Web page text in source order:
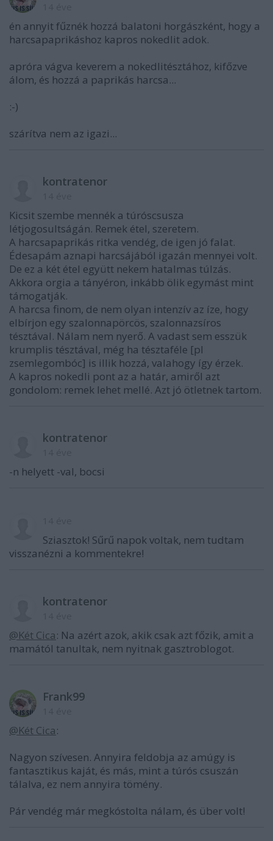
én annyit fűznék hozzá balatoni horgászként, hogy a
harcsapaprikáshoz kapros nokedlit adok.
apróra vágva keverem a nokedlitésztához, kifőzve
álom, és hozzá a paprikás harcsa...
:-)
szárítva nem az igazi...
kontratenor
Kicsit szembe mennék a túróscsusza
létjogosultságán. Remek étel, szeretem.
A harcsapaprikás ritka vendég, de igen jó falat.
Édesapám aznapi harcsájából igazán mennyei volt.
De ez a két étel együtt nekem hatalmas túlzás.
Akkora orgia a tányéron, inkább ölik egymást mint
támogatják.
A harcsa finom, de nem olyan intenzív az íze, hogy
elbírjon egy szalonnapörcös, szalonnazsíros
tésztával. Nálam nem nyerő. A vadast sem esszük
krumplis tésztával, még ha tésztaféle [pl
zsemlegombóc] is illik hozzá, valahogy így érzek.
A kapros nokedli pont az a határ, amiről azt
gondolom: remek lehet mellé. Azt jó ötletnek tartom.
kontratenor
-n helyett -val, bocsi
Sziasztok! Sűrű napok voltak, nem tudtam
visszanézni a kommentekre!
kontratenor
@Két Cica: Na azért azok, akik csak azt főzik, amit a
mamától tanultak, nem nyitnak gasztroblogot.
Frank99
@Két Cica:
Nagyon szívesen. Annyira feldobja az amúgy is
fantasztikus kaját, és más, mint a túrós csuszán
tálalva, ez nem annyira tömény.
Pár vendég már megkóstolta nálam, és über volt!